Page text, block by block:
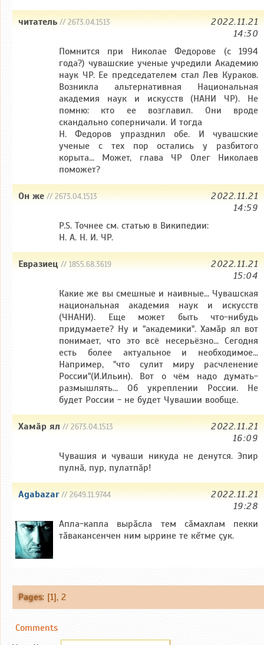
читатель// 2673.04.1513
2022.11.21
14:30
Помнится при Николае Федорове (с 1994
года?) чувашские ученые учредили Академию
наук ЧР. Ее председателем стал Лев Кураков.
Возникла альтернативная Национальная
академия наук и искусств (НАНИ ЧР). Не
помню: кто ее возглавил. Они вроде
скандально соперничали. И тогда
Н. Федоров упразднил обе. И чувашские
ученые с тех пор остались у разбитого
корыта... Может, глава ЧР Олег Николаев
поможет?
Он же// 2673.04.1513
2022.11.21
14:59
P.S. Точнее см. статью в Википедии:
Н. А. Н. И. ЧР.
Евразиец// 1855.68.3619
2022.11.21
15:04
Какие же вы смешные и наивные... Чувашская
национальная академия наук и искусств
(ЧНАНИ). Еще может быть что-нибудь
придумаете? Ну и "академики". Хамăр ял вот
понимает, что это всё несерьёзно... Сегодня
есть более актуальное и необходимое...
Например, "что сулит миру расчленение
России"(И.Ильин). Вот о чём надо думать-
размышлять... Об укреплении России. Не
будет России - не будет Чувашии вообще.
Хамӑр ял// 2673.04.1513
2022.11.21
16:09
Чувашия и чуваши никуда не денутся. Эпир
пулнӑ, пур, пулатпӑр!
Agabazar// 2649.11.9744
2022.11.21
19:28
Апла-капла вырăсла тем сăмахлам пекки
тăвакансенчен ним ыррине те кĕтме çук.
Pages: [1], 2
Comments